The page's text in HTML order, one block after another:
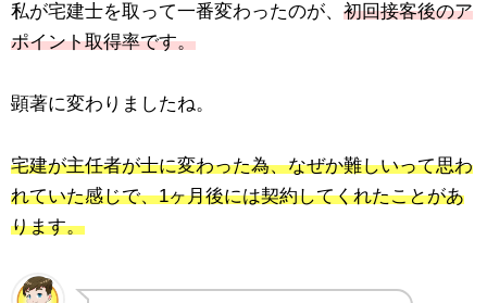
私が宅建士を取って一番変わったのが、 初回接客後のア
ポイント取得率です。
顕著に変わりましたね。
宅建が主任者が士に変わった為、なぜか難しいって思わ
れていた感じで、1ヶ月後には契約してくれたことがあ
ります。